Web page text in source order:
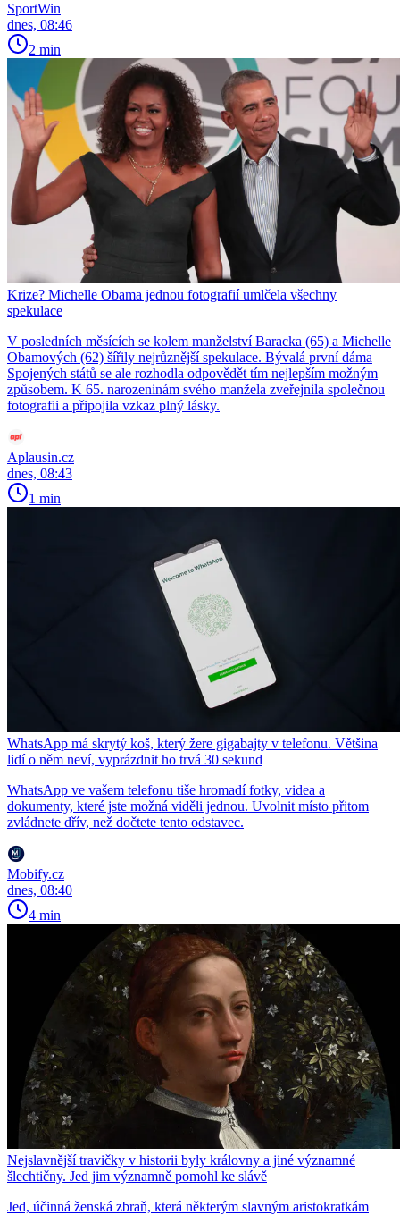
SportWin
dnes, 08:46
2 min
Krize? Michelle Obama jednou fotografií umlčela všechny
spekulace
V posledních měsících se kolem manželství Baracka (65) a Michelle
Obamových (62) šířily nejrůznější spekulace. Bývalá první dáma
Spojených států se ale rozhodla odpovědět tím nejlepším možným
způsobem. K 65. narozeninám svého manžela zveřejnila společnou
fotografii a připojila vzkaz plný lásky.
Aplausin.cz
dnes, 08:43
1 min
WhatsApp má skrytý koš, který žere gigabajty v telefonu. Většina
lidí o něm neví, vyprázdnit ho trvá 30 sekund
WhatsApp ve vašem telefonu tiše hromadí fotky, videa a
dokumenty, které jste možná viděli jednou. Uvolnit místo přitom
zvládnete dřív, než dočtete tento odstavec.
Mobify.cz
dnes, 08:40
4 min
Nejslavnější travičky v historii byly královny a jiné významné
šlechtičny. Jed jim významně pomohl ke slávě
Jed, účinná ženská zbraň, která některým slavným aristokratkám